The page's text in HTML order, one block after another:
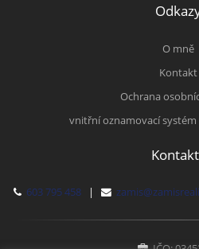
O mně
Kontakt
Ochrana
vnitřní oznamovací systém
603 795 458|